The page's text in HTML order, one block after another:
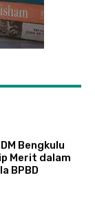
Bengkulu
Merit dalam
BPBD